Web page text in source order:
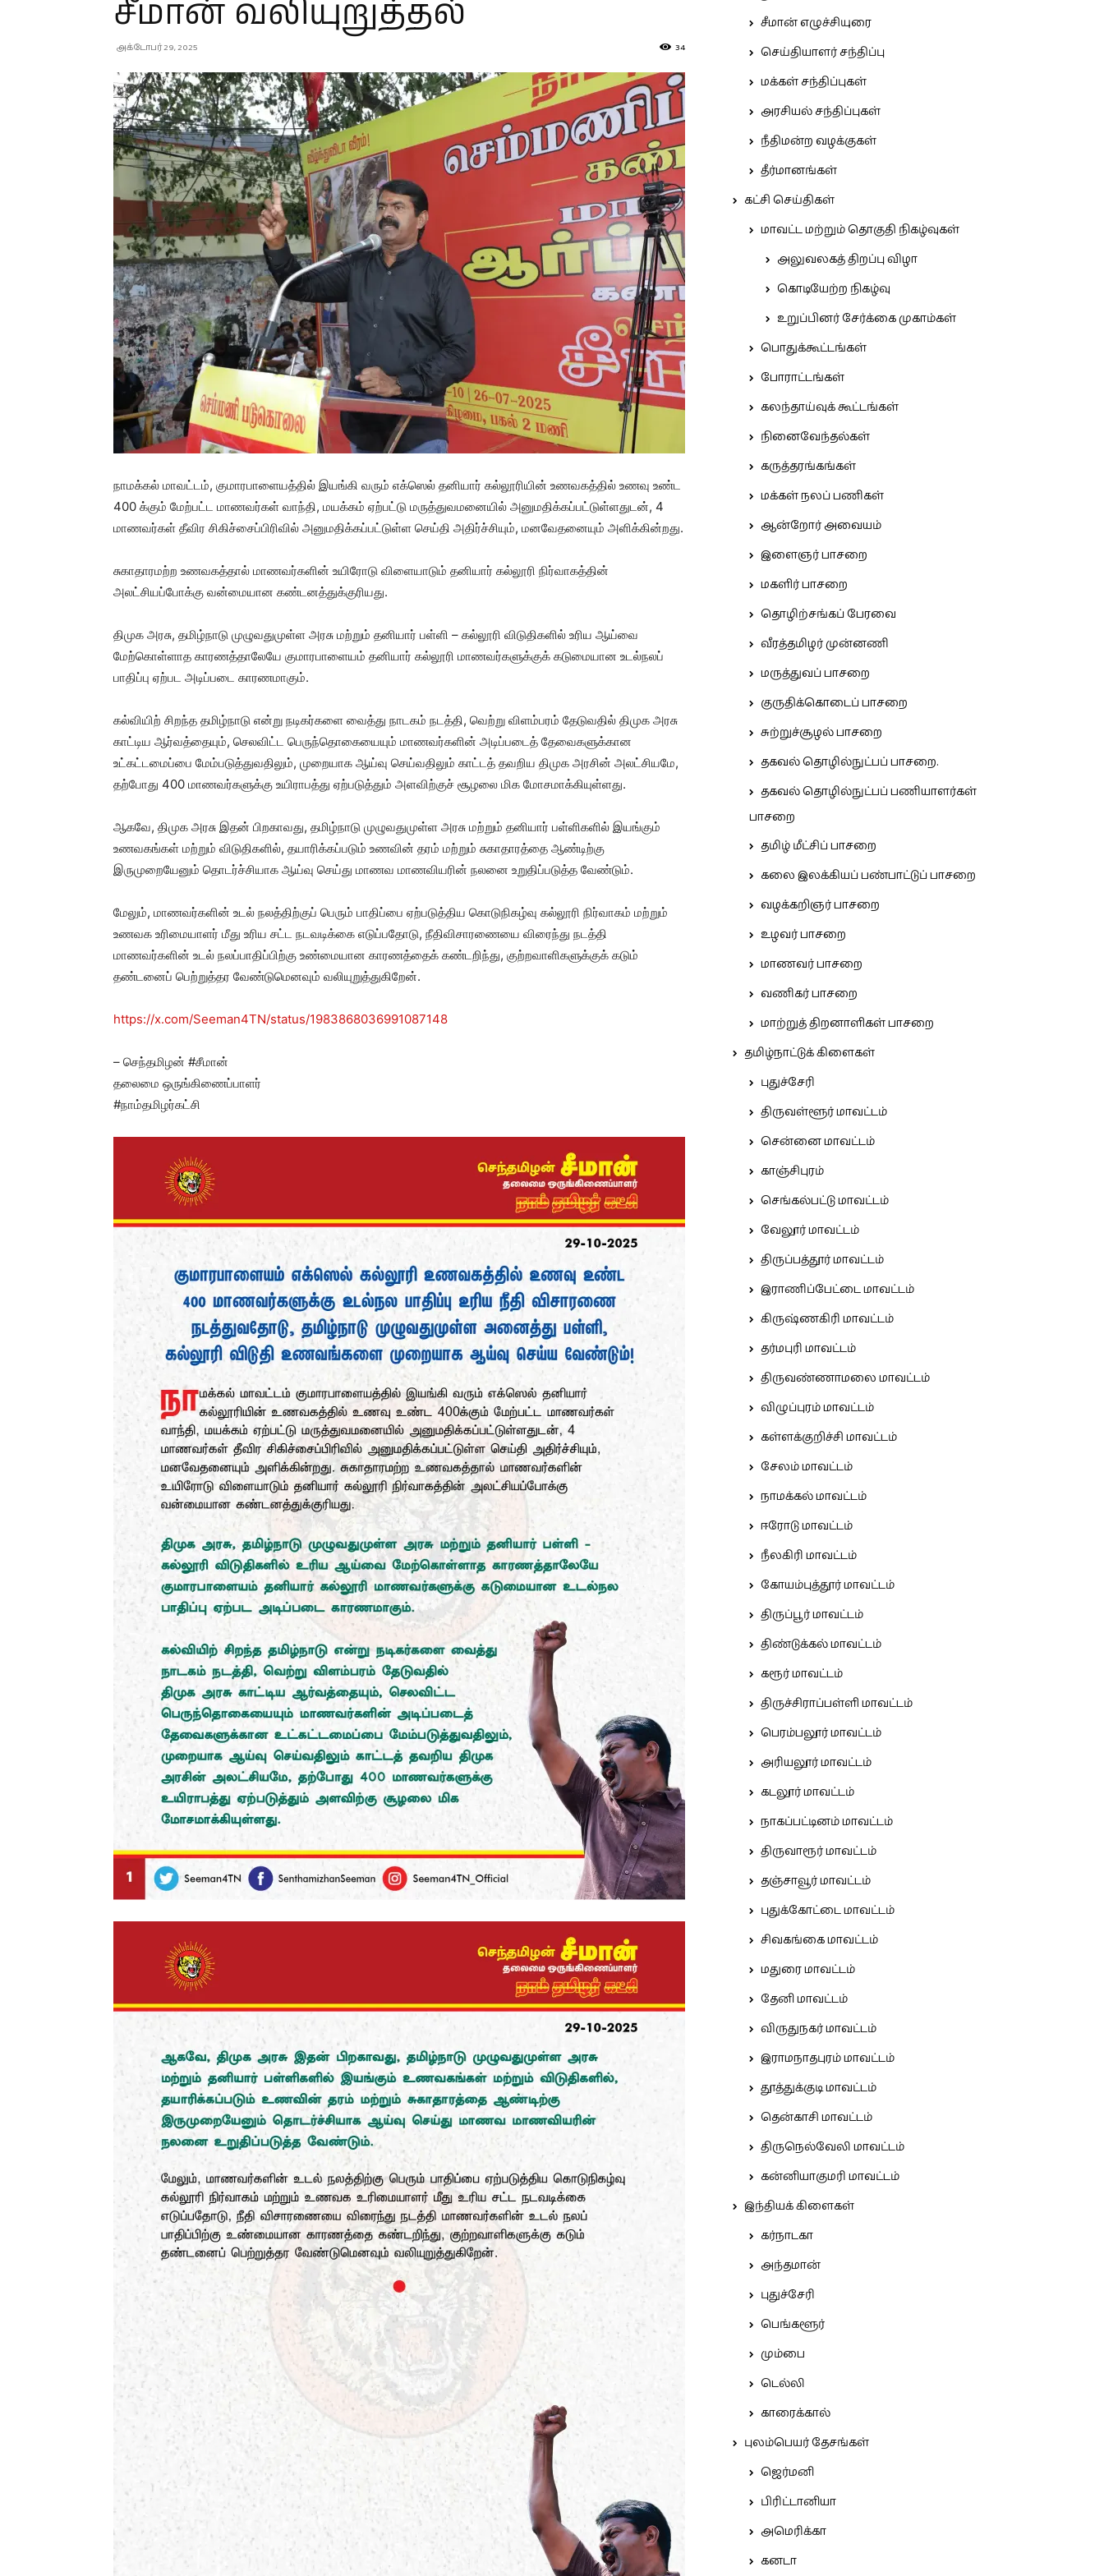
சீமான் வலியுறுத்தல்
அக்டோபர் 29, 2025 34
நாமக்கல் மாவட்டம், குமாரபாளையத்தில் இயங்கி வரும் எக்ஸெல் தனியார் கல்லூரியின் உணவகத்தில் உணவு உண்ட
400 க்கும் மேற்பட்ட மாணவர்கள் வாந்தி, மயக்கம் ஏற்பட்டு மருத்துவமனையில் அனுமதிக்கப்பட்டுள்ளதுடன், 4
மாணவர்கள் தீவிர சிகிச்சைப்பிரிவில் அனுமதிக்கப்பட்டுள்ள செய்தி அதிர்ச்சியும், மனவேதனையும் அளிக்கின்றது.
சுகாதாரமற்ற உணவகத்தால் மாணவர்களின் உயிரோடு விளையாடும் தனியார் கல்லூரி நிர்வாகத்தின்
அலட்சியப்போக்கு வன்மையான கண்டனத்துக்குரியது.
திமுக அரசு, தமிழ்நாடு முழுவதுமுள்ள அரசு மற்றும் தனியார் பள்ளி – கல்லூரி விடுதிகளில் உரிய ஆய்வை
மேற்கொள்ளாத காரணத்தாலேயே குமாரபாளையம் தனியார் கல்லூரி மாணவர்களுக்குக் கடுமையான உடல்நலப்
பாதிப்பு ஏற்பட அடிப்படை காரணமாகும்.
கல்வியிற் சிறந்த தமிழ்நாடு என்று நடிகர்களை வைத்து நாடகம் நடத்தி, வெற்று விளம்பரம் தேடுவதில் திமுக அரசு
காட்டிய ஆர்வத்தையும், செலவிட்ட பெருந்தொகையையும் மாணவர்களின் அடிப்படைத் தேவைகளுக்கான
உட்கட்டமைப்பை மேம்படுத்துவதிலும், முறையாக ஆய்வு செய்வதிலும் காட்டத் தவறிய திமுக அரசின் அலட்சியமே,
தற்போது 400 மாணவர்களுக்கு உயிராபத்து ஏற்படுத்தும் அளவிற்குச் சூழலை மிக மோசமாக்கியுள்ளது.
ஆகவே, திமுக அரசு இதன் பிறகாவது, தமிழ்நாடு முழுவதுமுள்ள அரசு மற்றும் தனியார் பள்ளிகளில் இயங்கும்
உணவகங்கள் மற்றும் விடுதிகளில், தயாரிக்கப்படும் உணவின் தரம் மற்றும் சுகாதாரத்தை ஆண்டிற்கு
இருமுறையேனும் தொடர்ச்சியாக ஆய்வு செய்து மாணவ மாணவியரின் நலனை உறுதிப்படுத்த வேண்டும்.
மேலும், மாணவர்களின் உடல் நலத்திற்குப் பெரும் பாதிப்பை ஏற்படுத்திய கொடுநிகழ்வு கல்லூரி நிர்வாகம் மற்றும்
உணவக உரிமையாளர் மீது உரிய சட்ட நடவடிக்கை எடுப்பதோடு, நீதிவிசாரணையை விரைந்து நடத்தி
மாணவர்களின் உடல் நலப்பாதிப்பிற்கு உண்மையான காரணத்தைக் கண்டறிந்து, குற்றவாளிகளுக்குக் கடும்
தண்டனைப் பெற்றுத்தர வேண்டுமெனவும் வலியுறுத்துகிறேன்.
https://x.com/Seeman4TN/status/1983868036991087148
– செந்தமிழன் #சீமான்
தலைமை ஒருங்கிணைப்பாளர்
#நாம்தமிழர்கட்சி
சீமான் எழுச்சியுரை
செய்தியாளர் சந்திப்பு
மக்கள் சந்திப்புகள்
அரசியல் சந்திப்புகள்
நீதிமன்ற வழக்குகள்
தீர்மானங்கள்
கட்சி செய்திகள்
மாவட்ட மற்றும் தொகுதி நிகழ்வுகள்
அலுவலகத் திறப்பு விழா
கொடியேற்ற நிகழ்வு
உறுப்பினர் சேர்க்கை முகாம்கள்
பொதுக்கூட்டங்கள்
போராட்டங்கள்
கலந்தாய்வுக் கூட்டங்கள்
நினைவேந்தல்கள்
கருத்தரங்கங்கள்
மக்கள் நலப் பணிகள்
ஆன்றோர் அவையம்
இளைஞர் பாசறை
மகளிர் பாசறை
தொழிற்சங்கப் பேரவை
வீரத்தமிழர் முன்னணி
மருத்துவப் பாசறை
குருதிக்கொடைப் பாசறை
சுற்றுச்சூழல் பாசறை
தகவல் தொழில்நுட்பப் பாசறை.
தகவல் தொழில்நுட்பப் பணியாளர்கள்
பாசறை
தமிழ் மீட்சிப் பாசறை
கலை இலக்கியப் பண்பாட்டுப் பாசறை
வழக்கறிஞர் பாசறை
உழவர் பாசறை
மாணவர் பாசறை
வணிகர் பாசறை
மாற்றுத் திறனாளிகள் பாசறை
தமிழ்நாட்டுக் கிளைகள்
புதுச்சேரி
திருவள்ளூர் மாவட்டம்
சென்னை மாவட்டம்
காஞ்சிபுரம்
செங்கல்பட்டு மாவட்டம்
வேலூர் மாவட்டம்
திருப்பத்தூர் மாவட்டம்
இராணிப்பேட்டை மாவட்டம்
கிருஷ்ணகிரி மாவட்டம்
தர்மபுரி மாவட்டம்
திருவண்ணாமலை மாவட்டம்
விழுப்புரம் மாவட்டம்
கள்ளக்குறிச்சி மாவட்டம்
சேலம் மாவட்டம்
நாமக்கல் மாவட்டம்
ஈரோடு மாவட்டம்
நீலகிரி மாவட்டம்
கோயம்புத்தூர் மாவட்டம்
திருப்பூர் மாவட்டம்
திண்டுக்கல் மாவட்டம்
கரூர் மாவட்டம்
திருச்சிராப்பள்ளி மாவட்டம்
பெரம்பலூர் மாவட்டம்
அரியலூர் மாவட்டம்
கடலூர் மாவட்டம்
நாகப்பட்டினம் மாவட்டம்
திருவாரூர் மாவட்டம்
தஞ்சாவூர் மாவட்டம்
புதுக்கோட்டை மாவட்டம்
சிவகங்கை மாவட்டம்
மதுரை மாவட்டம்
தேனி மாவட்டம்
விருதுநகர் மாவட்டம்
இராமநாதபுரம் மாவட்டம்
தூத்துக்குடி மாவட்டம்
தென்காசி மாவட்டம்
திருநெல்வேலி மாவட்டம்
கன்னியாகுமரி மாவட்டம்
இந்தியக் கிளைகள்
கர்நாடகா
அந்தமான்
புதுச்சேரி
பெங்களூர்
மும்பை
டெல்லி
காரைக்கால்
புலம்பெயர் தேசங்கள்
ஜெர்மனி
பிரிட்டானியா
அமெரிக்கா
கனடா